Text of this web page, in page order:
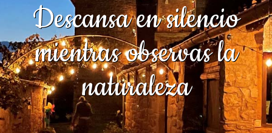
Descansa en silencio
mientras observas la
naturaleza